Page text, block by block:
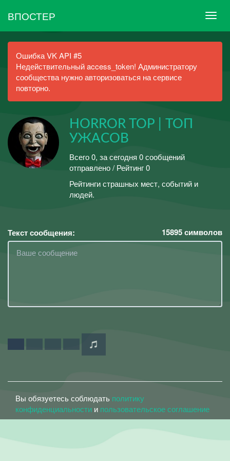
ВПОСТЕР
Ошибка VK API #5
Недействительный access_token! Администратору
сообщества нужно авторизоваться на сервисе
повторно.
HORROR TOP | ТОП
УЖАСОВ
Всего 0, за сегодня 0 сообщений
отправлено / Рейтинг 0
Рейтинги страшных мест, событий и
людей.
Текст сообщения: 15895символов
Вы обязуетесь соблюдать политику
конфиденциальности и пользовательское соглашение